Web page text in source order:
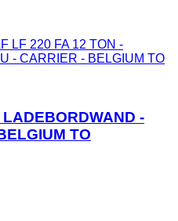
LF 220 FA 12 TON -
- CARRIER - BELGIUM TO
-
TO